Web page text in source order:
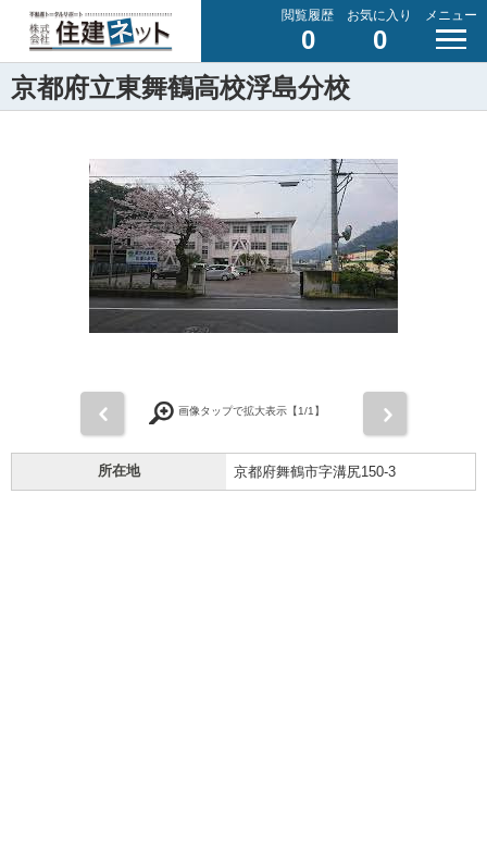
閲覧履歴
0
お気に入り
0
メニュー
京都府立東舞鶴高校浮島分校
画像タップで拡大表示【1/1】
所在地 京都府舞鶴市字溝尻150-3